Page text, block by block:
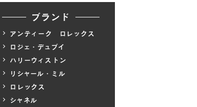
ブランド
アンティーク ロレックス
ロジェ・デュブイ
ハリーウィストン
リシャール・ミル
ロレックス
シャネル